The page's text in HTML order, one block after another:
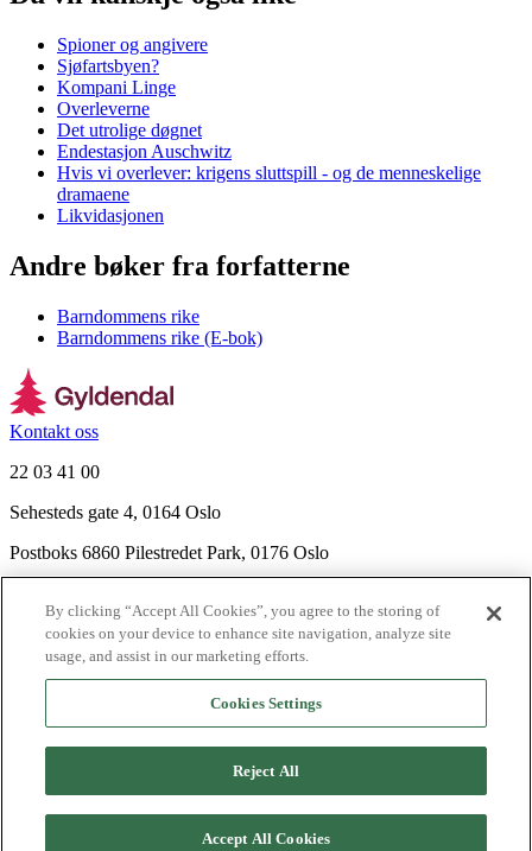
Spioner og angivere
Sjøfartsbyen?
Kompani Linge
Overleverne
Det utrolige døgnet
Endestasjon Auschwitz
Hvis vi overlever: krigens sluttspill - og de menneskelige
dramaene
Likvidasjonen
Andre bøker fra forfatterne
Barndommens rike
Barndommens rike (E-bok)
Kontakt oss
22 03 41 00
Sehesteds gate 4, 0164 Oslo
Postboks 6860 Pilestredet Park, 0176 Oslo
Nyhetsbrev
Ledige stillinger
Send inn manus
Agency
By clicking “Accept All Cookies”, you agree to the storing of
cookies on your device to enhance site navigation, analyze site
usage, and assist in our marketing efforts.
Cookies Settings
Reject All
Accept All Cookies